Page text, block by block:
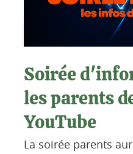
Soirée
les parents
YouTube
La soirée parents